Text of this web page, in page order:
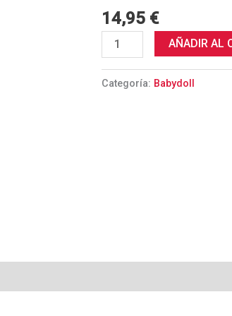
14,95 €
AÑADIR AL
Categoría: Babydoll